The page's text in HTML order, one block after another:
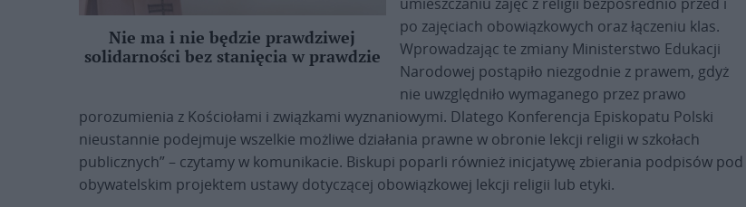
Nie ma i nie będzie prawdziwej
solidarności bez stanięcia w prawdzie
po zajęciach obowiązkowych oraz łączeniu klas.
Wprowadzając te zmiany Ministerstwo Edukacji
Narodowej postąpiło niezgodnie z prawem, gdyż
nie uwzględniło wymaganego przez prawo
porozumienia z Kościołami i związkami wyznaniowymi. Dlatego Konferencja Episkopatu Polski
nieustannie podejmuje wszelkie możliwe działania prawne w obronie lekcji religii w szkołach
publicznych” – czytamy w komunikacie. Biskupi poparli również inicjatywę zbierania podpisów pod
obywatelskim projektem ustawy dotyczącej obowiązkowej lekcji religii lub etyki.